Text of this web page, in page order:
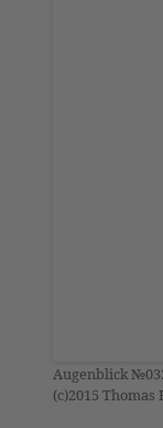
Augenblick
(c)2015